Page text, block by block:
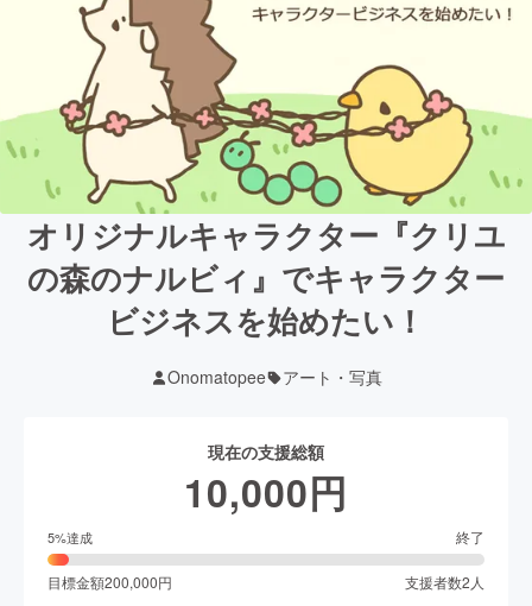
オリジナルキャラクター『クリユ
の森のナルビィ』でキャラクター
ビジネスを始めたい！
Onomatopee アート・写真
現在の支援総額
10,000円
5%達成 終了
目標金額200,000円 支援者数2 人